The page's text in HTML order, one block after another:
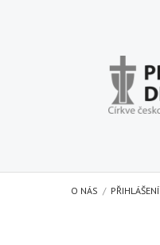
O NÁS PŘIHLÁŠENÍ